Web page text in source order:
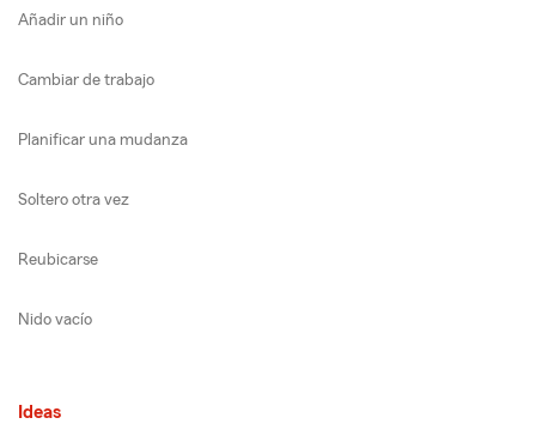
Añadir un niño
Cambiar de trabajo
Planificar una mudanza
Soltero otra vez
Reubicarse
Nido vacío
Ideas